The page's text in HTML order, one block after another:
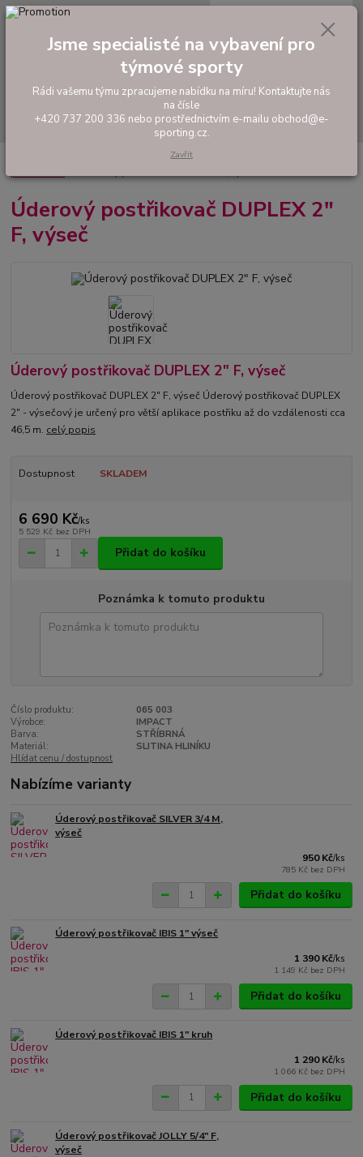
Hledat
tel: +420 737 200 336
0,00 Kč
ZAVLAŽOVÁNÍ TRÁVNÍKU A JEHO ÚDRŽBA
příslušenství
Úderový postřikovač DUPLEX 2" F, výseč
Úderový postřikovač DUPLEX 2"
F, výseč
Úderový postřikovač DUPLEX 2" F, výseč
Úderový postřikovač DUPLEX 2" F, výseč Úderový postřikovač DUPLEX
2" - výsečový je určený pro větší aplikace postřiku až do vzdálenosti cca
46,5 m. celý popis
Dostupnost SKLADEM
6 690 Kč/ks
5 529 Kč bez DPH
Přidat do košíku
Poznámka k tomuto produktu
Číslo produktu:
065 003
Výrobce:
IMPACT
Barva:
STŘÍBRNÁ
Materiál:
SLITINA HLINÍKU
Hlídat cenu / dostupnost
Nabízíme varianty
Úderový postřikovač SILVER 3/4 M,
výseč
950 Kč/ks
785 Kč bez DPH
Přidat do košíku
Úderový postřikovač IBIS 1" výseč
1 390 Kč/ks
1 149 Kč bez DPH
Přidat do košíku
Úderový postřikovač IBIS 1" kruh
1 290 Kč/ks
1 066 Kč bez DPH
Přidat do košíku
Úderový postřikovač JOLLY 5/4" F,
výseč
Jsme specialisté na vybavení pro
týmové sporty
Rádi vašemu týmu zpracujeme nabídku na míru! Kontaktujte nás
na čísle
+420 737 200 336 nebo prostřednictvím e-mailu obchod@e-
sporting.cz.
Zavřít